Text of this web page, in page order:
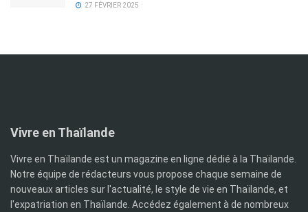
27 FÉVRIER 2025
Vivre en Thaïlande
Vivre en Thaïlande est un magazine en ligne dédié à la Thaïlande.
Notre équipe de rédacteurs vous propose chaque semaine de
nouveaux articles sur l'actualité, le style de vie en Thaïlande, et
l'expatriation en Thaïlande. Accédez également à de nombreux